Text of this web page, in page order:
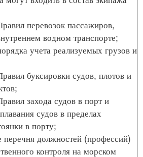
перевозок пассажиров,
водном транспорте;
учета реализуемых грузов и
буксировки судов, плотов и
захода судов в порт и
судов в пределах
в порту;
должностей (профессий)
контроля на морском